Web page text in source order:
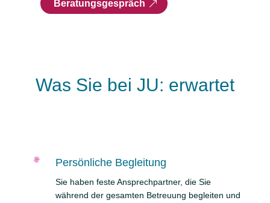
Beratungsgespräch
Was Sie bei JU: erwartet
Persönliche Begleitung
Sie haben feste Ansprechpartner, die Sie
während der gesamten Betreuung begleiten und